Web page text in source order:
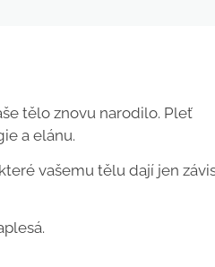
tělo znovu narodilo. Pleť
a elánu.
vašemu tělu dají jen